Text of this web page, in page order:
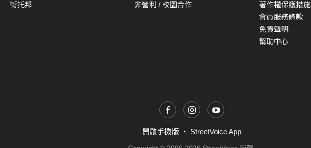
街托邦
非營利 / 校園合作
著作權保護措施
會員服務條款
免責聲明
幫助中心
開啟手機版 ・ StreetVoice App